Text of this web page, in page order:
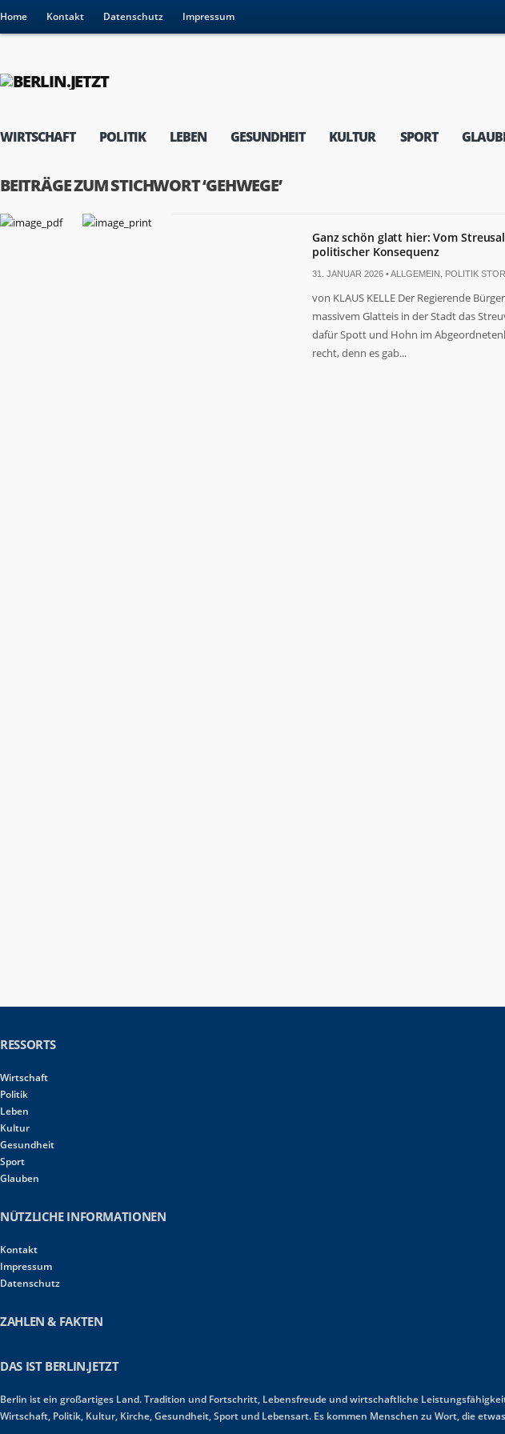
Home Kontakt Datenschutz Impressum
WIRTSCHAFT POLITIK LEBEN GESUNDHEIT KULTUR SPORT
BEITRÄGE ZUM STICHWORT ‘GEHWEGE’
Ganz schön glatt hier: Vom
politischer Konsequenz
31. JANUAR 2026 •ALLGEMEIN POLITIK
von KLAUS KELLE Der Regierende
massivem Glatteis in der Stadt das
dafür Spott und Hohn im
recht, denn es gab...
RESSORTS
Wirtschaft
Politik
Leben
Kultur
Gesundheit
Sport
Glauben
NÜTZLICHE INFORMATIONEN
Kontakt
Impressum
Datenschutz
ZAHLEN & FAKTEN
DAS IST BERLIN.JETZT
Berlin ist ein großartiges Land. Tradition und Fortschritt, Lebensfreude und wirtschaftliche
Wirtschaft, Politik, Kultur, Kirche, Gesundheit, Sport und Lebensart. Es kommen Menschen zu Wort, die